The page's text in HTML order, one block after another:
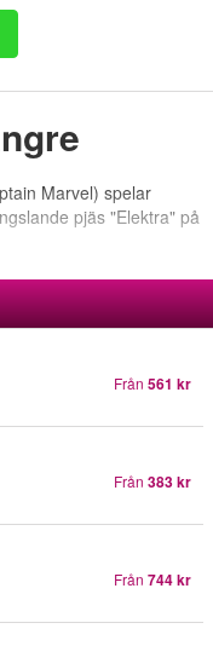
Marvel) spelar
pjäs "Elektra" på
Från 561 kr
Från 383 kr
Från 744 kr